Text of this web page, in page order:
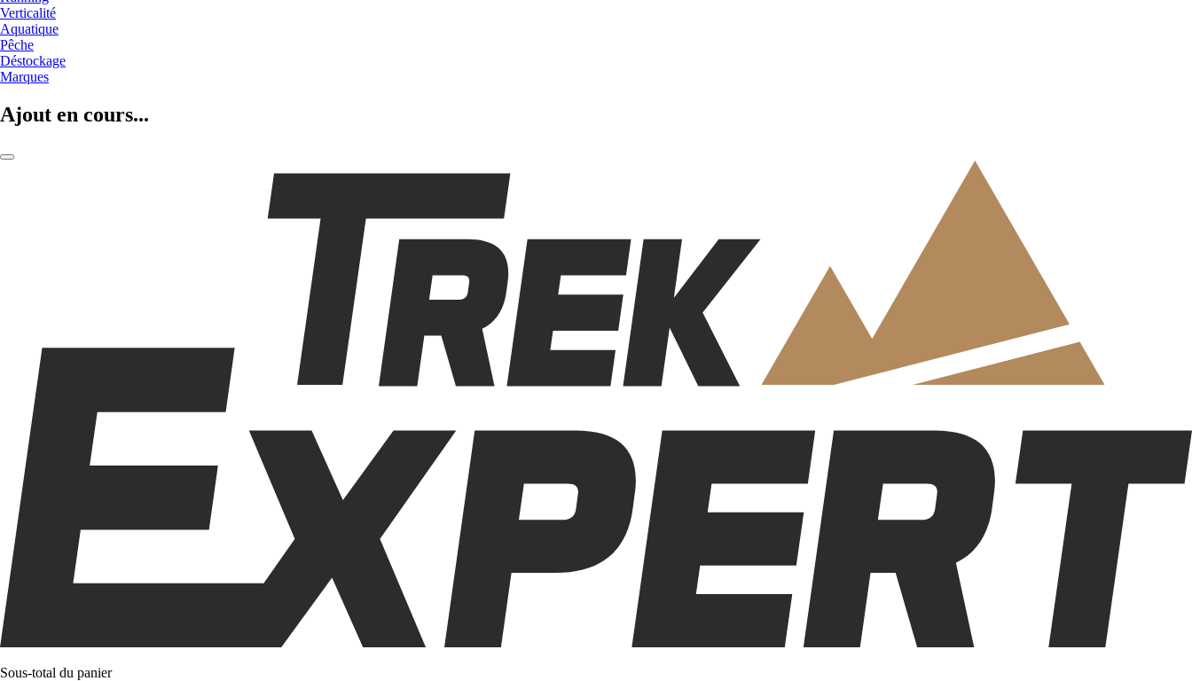
Verticalité
Aquatique
Pêche
Déstockage
Marques
Ajout en cours...
Sous-total du panier